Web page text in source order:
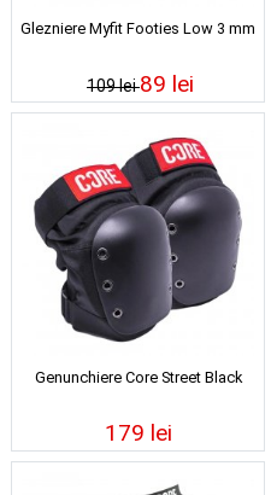
Glezniere Myfit Footies Low 3 mm
109 lei89 lei
Genunchiere Core Street Black
179 lei